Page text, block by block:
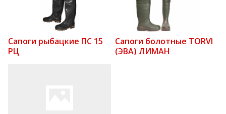
Сапоги рыбацкие ПС 15
РЦ
Сапоги болотные TORVI
(ЭВА) ЛИМАН